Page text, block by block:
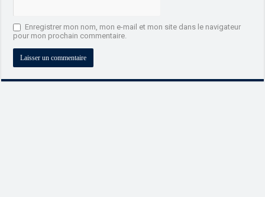
Enregistrer mon nom, mon e-mail et mon site dans le navigateur
pour mon prochain commentaire.